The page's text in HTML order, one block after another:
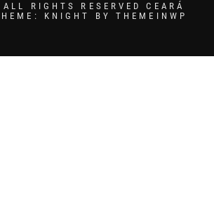
RIGHTS RESERVED CEARÁ
KNIGHT BYTHEMEINWP